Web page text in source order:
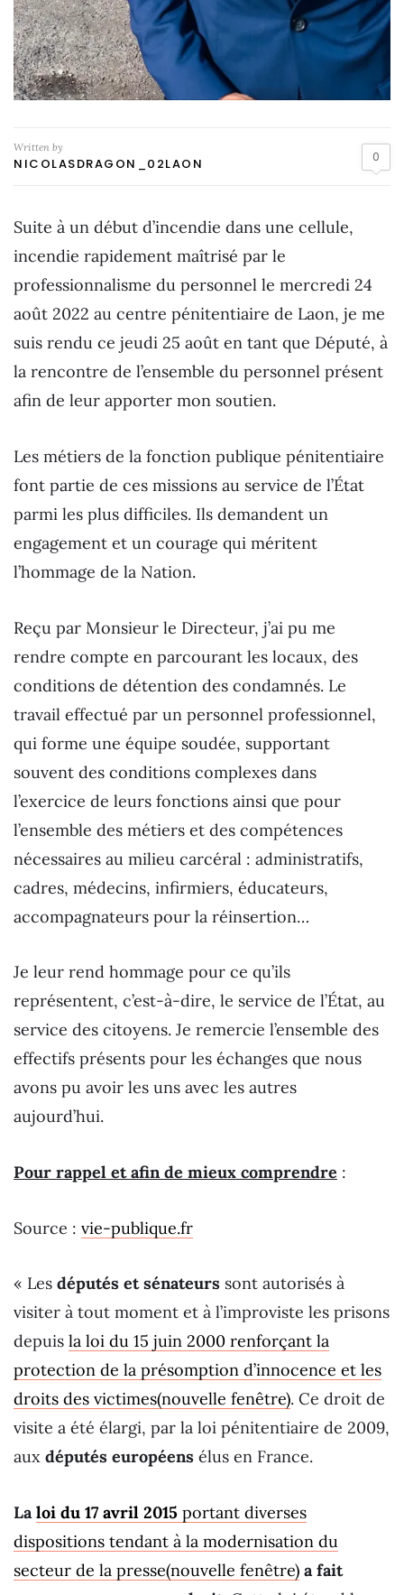
Written by
NICOLASDRAGON_02LAON 0
Suite à un début d’incendie dans une cellule,
incendie rapidement maîtrisé par le
professionnalisme du personnel le mercredi 24
août 2022 au centre pénitentiaire de Laon, je me
suis rendu ce jeudi 25 août en tant que Député, à
la rencontre de l’ensemble du personnel présent
afin de leur apporter mon soutien.
Les métiers de la fonction publique pénitentiaire
font partie de ces missions au service de l’État
parmi les plus difficiles. Ils demandent un
engagement et un courage qui méritent
l’hommage de la Nation.
Reçu par Monsieur le Directeur, j’ai pu me
rendre compte en parcourant les locaux, des
conditions de détention des condamnés. Le
travail effectué par un personnel professionnel,
qui forme une équipe soudée, supportant
souvent des conditions complexes dans
l’exercice de leurs fonctions ainsi que pour
l’ensemble des métiers et des compétences
nécessaires au milieu carcéral : administratifs,
cadres, médecins, infirmiers, éducateurs,
accompagnateurs pour la réinsertion…
Je leur rend hommage pour ce qu’ils
représentent, c’est-à-dire, le service de l’État, au
service des citoyens. Je remercie l’ensemble des
effectifs présents pour les échanges que nous
avons pu avoir les uns avec les autres
aujourd’hui.
Pour rappel et afin de mieux comprendre :
Source : vie-publique.fr
« Les députés et sénateurs sont autorisés à
visiter à tout moment et à l’improviste les prisons
depuis la loi du 15 juin 2000 renforçant la
protection de la présomption d’innocence et les
droits des victimes(nouvelle fenêtre). Ce droit de
visite a été élargi, par la loi pénitentiaire de 2009,
aux députés européens élus en France.
Laloi du 17 avril 2015 portant diverses
dispositions tendant à la modernisation du
secteur de la presse(nouvelle fenêtre) a fait